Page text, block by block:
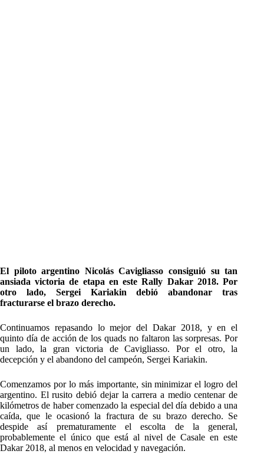
El piloto argentino Nicolás Cavigliasso consiguió su tan
ansiada victoria de etapa en este Rally Dakar 2018. Por
otro lado, Sergei Kariakin debió abandonar tras
fracturarse el brazo derecho.
Continuamos repasando lo mejor del Dakar 2018, y en el
quinto día de acción de los quads no faltaron las sorpresas. Por
un lado, la gran victoria de Cavigliasso. Por el otro, la
decepción y el abandono del campeón, Sergei Kariakin.
Comenzamos por lo más importante, sin minimizar el logro del
argentino. El rusito debió dejar la carrera a medio centenar de
kilómetros de haber comenzado la especial del día debido a una
caída, que le ocasionó la fractura de su brazo derecho. Se
despide así prematuramente el escolta de la general,
probablemente el único que está al nivel de Casale en este
Dakar 2018, al menos en velocidad y navegación.